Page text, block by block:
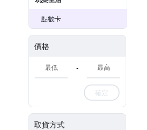
點數卡
價格
-
確定
取貨方式